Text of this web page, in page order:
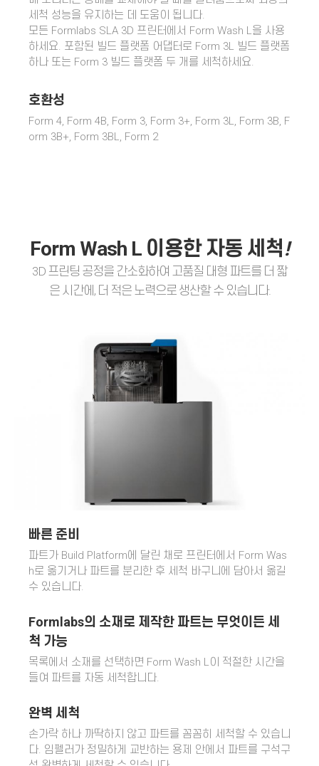
세척 성능을 유지하는 데 도움이 됩니다.
모든 Formlabs SLA 3D 프린터에서 Form Wash L을 사용
하세요. 포함된 빌드 플랫폼 어댑터로 Form 3L 빌드 플랫폼
하나 또는 Form 3 빌드 플랫폼 두 개를 세척하세요.
호환성
Form 4, Form 4B, Form 3, Form 3+, Form 3L, Form 3B, F
orm 3B+, Form 3BL, Form 2
Form Wash L 이용한 자동 세 척!
3D 프린팅 공정을 간소화하여 고품질 대형 파트를 더 짧
은 시간에, 더 적은 노력으로 생산할 수 있습니다.
빠른 준비
파트가 Build Platform에 달린 채로 프린터에서 Form Was
h로 옮기거나 파트를 분리한 후 세척 바구니에 담아서 옮길
수 있습니다.
Formlabs의 소재로 제작한 파트는 무엇이든 세
척 가능
목록에서 소재를 선택하면 Form Wash L이 적절한 시간을
들여 파트를 자동 세척합니다.
완벽 세척
손가락 하나 까딱하지 않고 파트를 꼼꼼히 세척할 수 있습니
다. 임펠러가 정밀하게 교반하는 용제 안에서 파트를 구석구